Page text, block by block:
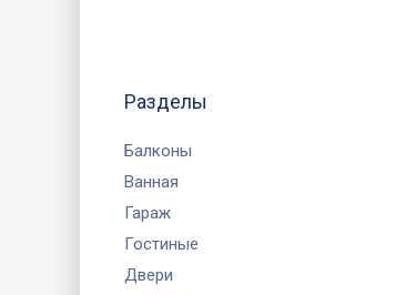
Разделы
Балконы
Ванная
Гараж
Гостиные
Двери